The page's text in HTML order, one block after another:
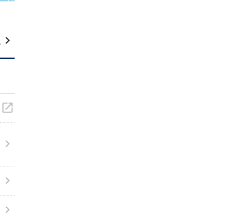
keyboard_arrow_right